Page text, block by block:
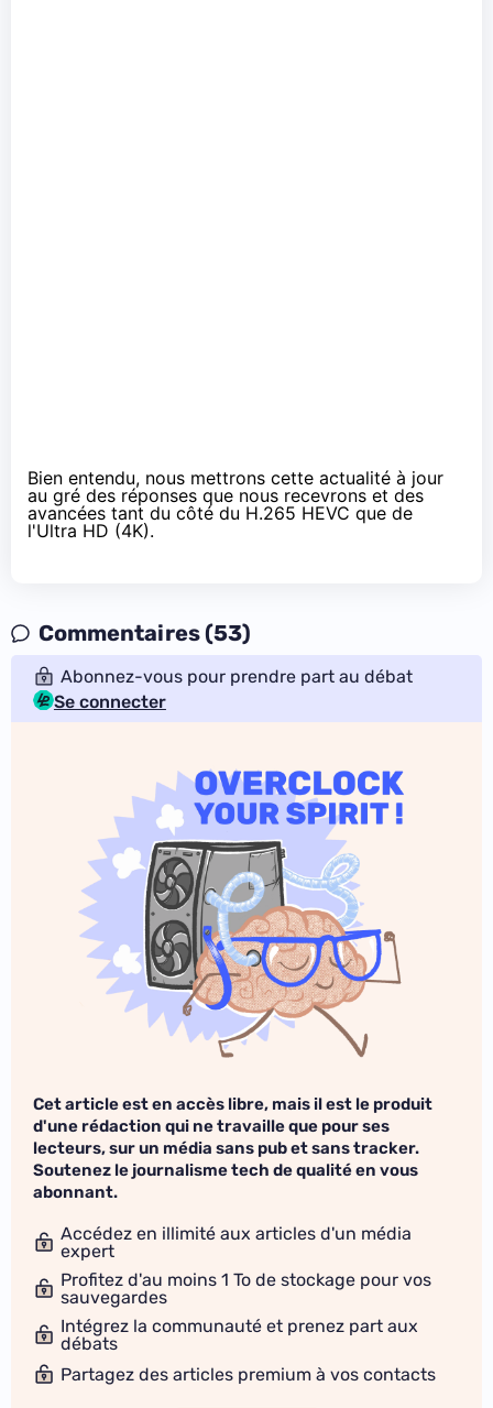
Bien entendu, nous mettrons cette actualité à jour
au gré des réponses que nous recevrons et des
avancées tant du côté du H.265 HEVC que de
l'Ultra HD (4K).
Commentaires (53)
Abonnez-vous pour prendre part au débat
Se connecter
Cet article est en accès libre, mais il est le produit
d'une rédaction qui ne travaille que pour ses
lecteurs, sur un média sans pub et sans tracker.
Soutenez le journalisme tech de qualité en vous
abonnant.
Accédez en illimité aux articles d'un média
expert
Profitez d'au moins 1 To de stockage pour vos
sauvegardes
Intégrez la communauté et prenez part aux
débats
Partagez des articles premium à vos contacts